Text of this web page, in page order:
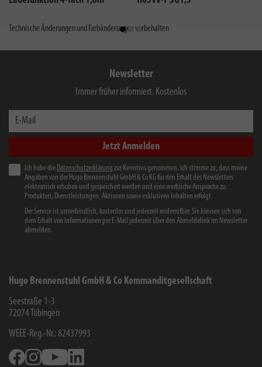
Technische Änderungen und Farbänderungen vorbehalten
Newsletter
Immer früher informiert. Kostenlos
E-Mail
Jetzt Anmelden
Ich habe die Datenschutzerklärung zur Kenntnis genommen. Ich stimme zu, dass meine
Angaben von der Hugo Brennenstuhl GmbH & Co KG für den Erhalt des Newsletters
elektronisch erhoben und gespeichert werden und eine werbliche Ansprache zu
Produkten, Dienstleistungen, Aktionen sowie exklusiven Inhalten erfolgt.
Der Service ist unverbindlich, kostenlos und jederzeit widerrufbar. Sie können sich von
dem Erhalt von Informationen per E-Mail jederzeit über den Abmeldelink im Newsletter
abmelden.
Hugo Brennenstuhl GmbH & Co Kommanditgesellschaft
Seestraße 1-3
72074 Tübingen
WEEE-Reg.-Nr.: 82437993
FacebookInstagramYoutube